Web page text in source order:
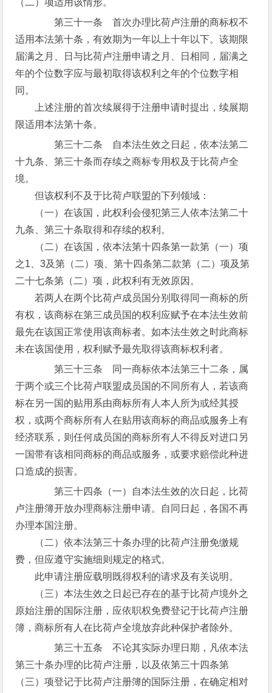
（二）项适用该情形。
第三十一条 首次办理比荷卢注册的商标权不
适用本法第十条，有效期为一年以上十年以下。该期限
届满之月、日与比荷卢注册申请之月、日相同，届满之
年的个位数字应与最初取得该权利之年的个位数字相
同。
上述注册的首次续展得于注册申请时提出，续展期
限适用本法第十条。
第三十二条 自本法生效之日起，依本法第二
十九条、第三十条而存续之商标专用权及于比荷卢全
境。
但该权利不及于比荷卢联盟的下列领域：
（一）在该国，此权利会侵犯第三人依本法第二十
九条、第三十条取得和存续的权利。
（二）在该国，依本法第十四条第一款第（一）项
之1、3及第（二）项、第十四条第二款第（二）项及第
二十七条第（二）项，此权利有无效原因。
若两人在两个比荷卢成员国分别取得同一商标的所
有权，该商标在第三成员国的权利应赋予在本法生效前
最先在该国正常使用该商标者。如本法生效之时此商标
未在该国使用，权利赋予最先取得该商标权利者。
第三十三条 同一商标依本法第三十二条，属
于两个或三个比荷卢联盟成员国的不同所有人，若该商
标在另一国的贴用系由商标所有人本人所为或经其授
权，或两个商标所有人在贴用该商标的商品或服务上有
经济联系，则任何成员国的商标所有人不得反对进口另
一国带有该相同商标的商品或服务，或要求赔偿此种进
口造成的损害。
第三十四条（一）自本法生效的次日起，比荷
卢注册簿开放办理商标注册申请。自同日起，各国不再
办理本国注册。
（二）依本法第三十条办理的比荷卢注册免缴规
费，但应遵守实施细则规定的格式。
此申请注册应载明既得权利的请求及有关说明。
（三）本法生效之日起已存在的基于比荷卢境外之
原始注册的国际注册，应依职权免费登记于比荷卢注册
簿，商标所有人在比荷卢全境放弃此种保护者除外。
第三十五条 不论其实际办理日期，凡依本法
第三十条办理的比荷卢注册，以及依第三十四条第
（三）项登记于比荷卢注册簿的国际注册，在确定相对